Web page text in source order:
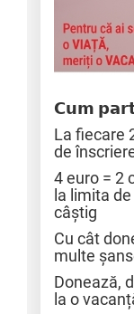
𝗖𝘂𝗺
La fiecare
de
4 euro = 2
la limita
câștig
Cu cât
multe
Donează,
la o